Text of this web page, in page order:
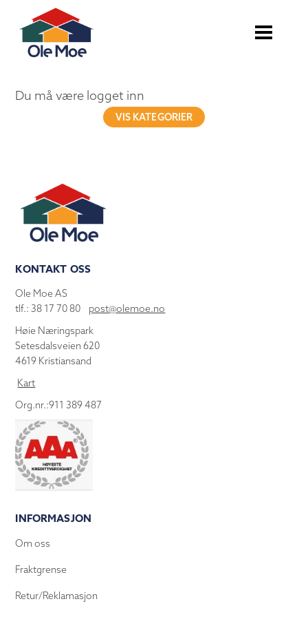
Du må være logget inn
VIS KATEGORIER
KONTAKT OSS
Ole Moe AS
tlf.: 38 17 70 80 post@olemoe.no
Høie Næringspark
Setesdalsveien 620
4619 Kristiansand
Kart
Org.nr.:911 389 487
INFORMASJON
Om oss
Fraktgrense
Retur/Reklamasjon